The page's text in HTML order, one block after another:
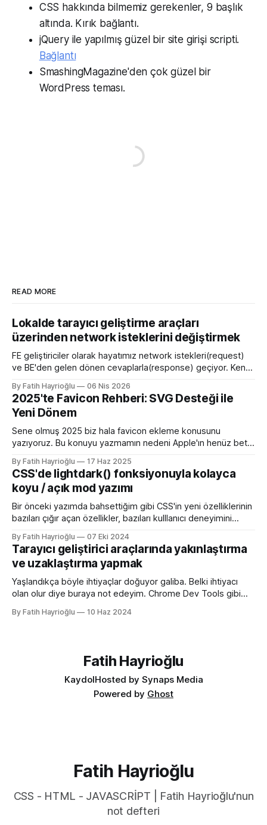
CSS hakkında bilmemiz gerekenler, 9 başlık
altında. Kırık bağlantı.
jQuery ile yapılmış güzel bir site girişi scripti.
Bağlantı
SmashingMagazine'den çok güzel bir
WordPress teması.
READ MORE
Lokalde tarayıcı geliştirme araçları
üzerinden network isteklerini değiştirmek
FE geliştiriciler olarak hayatımız network istekleri(request)
ve BE'den gelen dönen cevaplarla(response) geçiyor. Kendi
olduğunda mock server kurmak veya çeşitli kütüphanelerle
bu işi yapıyordum. Mock işini tarayıcı üzerinden yapmaya
başlayalı çok rahatladım. Süper kolaylık sağlayan bir özellik.
Genel kullanım alanları * BE
By Fatih Hayrioğlu 06 Nis 2026
2025'te Favicon Rehberi: SVG Desteği ile
Yeni Dönem
Sene olmuş 2025 biz hala favicon ekleme konusunu
yazıyoruz. Bu konuyu yazmamın nedeni Apple'ın henüz beta
oluşu. Bu vesileyle bilgileri tazelemekte fayda var. favicon,
web sitelerinin tarayıcının sayfa, sekme ve yerimi kısmında
gösterilen küçük simgelerdir. Aslında favori ikon dosyaları
By Fatih Hayrioğlu 17 Haz 2025
CSS'de lightdark() fonksiyonuyla kolayca
koyu / açık mod yazımı
Bir önceki yazımda bahsettiğim gibi CSS'in yeni özelliklerinin
bazıları çığır açan özellikler, bazıları kulllanıcı deneyimini
fonksiyonu gibi yazım kolaylığı sağlayan özellikler. lightdark()
fonksiyonu mevcut uyumlu web yazımındaki büyük sorun
olan aşağıdaki kullanımı daha anlaşılır ve düzenli hale
getirmeye yarıyor. :root { color-scheme:
By Fatih Hayrioğlu 07 Eki 2024
Tarayıcı geliştirici araçlarında yakınlaştırma
ve uzaklaştırma yapmak
Yaşlandıkça böyle ihtiyaçlar doğuyor galiba. Belki ihtiyacı
olan olur diye buraya not edeyim. Chrome Dev Tools gibi
küçük mesela :) Yazı boyutlarını büyütmek için Cmd + + and
By Fatih Hayrioğlu 10 Haz 2024
Fatih Hayrioğlu
KaydolHosted by Synaps Media
Powered by Ghost
Fatih Hayrioğlu
CSS - HTML - JAVASCRİPT | Fatih Hayrioğlu'nun
not defteri